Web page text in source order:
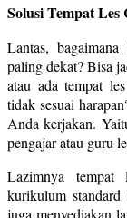
Solusi Tempat
Lantas,
paling dekat? Bisa
atau ada tempat
tidak sesuai
Anda kerjakan.
pengajar atau guru
Lazimnya tempat
kurikulum
juga menyediakan